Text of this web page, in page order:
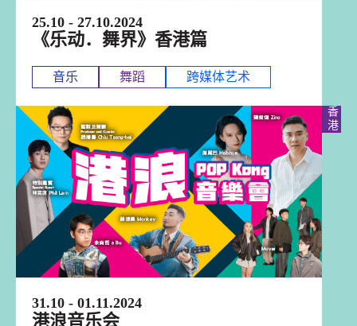
25.10 - 27.10.2024
《乐动．舞界》香港篇
音乐 舞蹈 跨媒体艺术
香港
31.10 - 01.11.2024
港浪音乐会